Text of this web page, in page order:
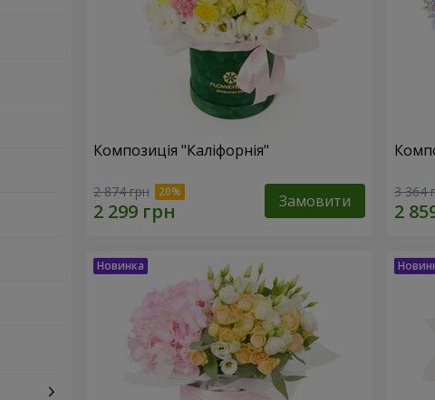
Композиція "Каліфорнія"
2 874 грн Замовити 3 364